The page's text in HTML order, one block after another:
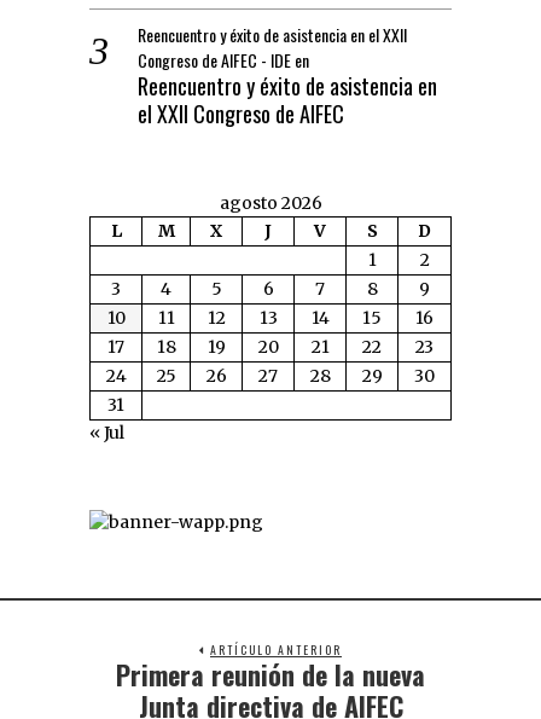
Reencuentro y éxito de asistencia en el XXII
Congreso de AIFEC - IDEen
Reencuentro y éxito de asistencia en
el XXII Congreso de AIFEC
agosto 2026
L
M X J V S
D
1
2
3
4 5 6 7 8
9
10
11 12 13 14 15
16
17
18 19 20 21 22
23
24
25 26 27 28 29
30
31
« Jul
ARTÍCULO ANTERIOR
Primera reunión de la nueva
Junta directiva de AIFEC